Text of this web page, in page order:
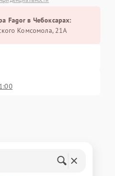
Fagor в Чебоксарах:
Комсомола, 21А